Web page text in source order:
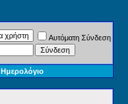
Αυτόματη Σύνδεση
Ημερολόγιο